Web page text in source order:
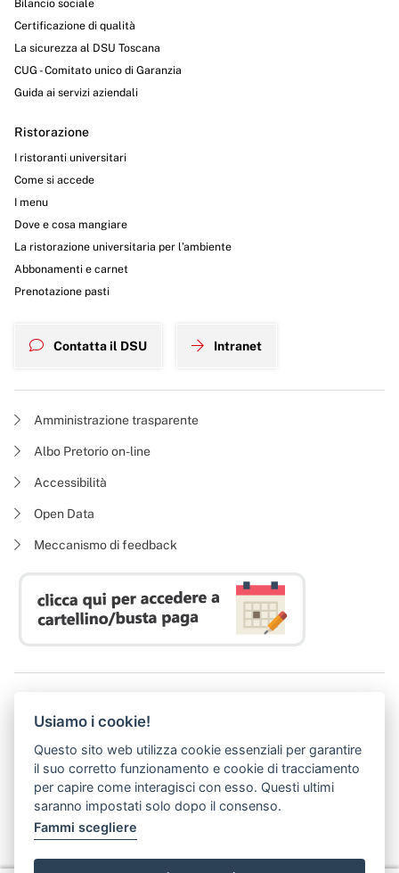
Bilancio sociale
Certificazione di qualità
La sicurezza al DSU Toscana
CUG - Comitato unico di Garanzia
Guida ai servizi aziendali
Ristorazione
I ristoranti universitari
Come si accede
I menu
Dove e cosa mangiare
La ristorazione universitaria per l’ambiente
Abbonamenti e carnet
Prenotazione pasti
Contatta il DSU Intranet
Amministrazione trasparente
Albo Pretorio on-line
Accessibilità
Open Data
Meccanismo di feedback
P. I. 05913670484 | C. F. 94164020482
(abilitato alla ricezione di soli messaggi di posta elettronica certificata)
Usiamo i cookie!
Questo sito web utilizza cookie essenziali per garantire
il suo corretto funzionamento e cookie di tracciamento
per capire come interagisci con esso. Questi ultimi
saranno impostati solo dopo il consenso.
Fammi scegliere